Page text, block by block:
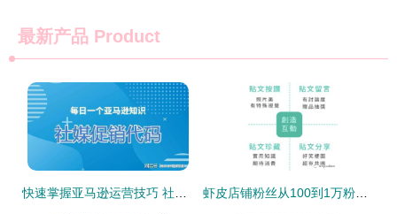
最新产品 Product